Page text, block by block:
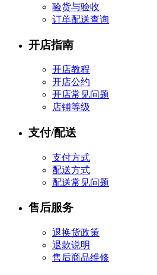
验货与验收
订单配送查询
开店指南
开店教程
开店公约
开店常见问题
店铺等级
支付/配送
支付方式
配送方式
配送常见问题
售后服务
退换货政策
退款说明
售后商品维修